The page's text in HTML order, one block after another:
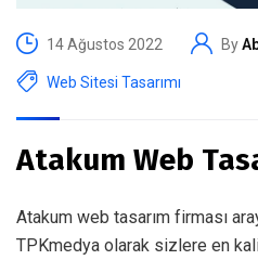
14 Ağustos 2022 By
Web Sitesi Tasarımı
Atakum Web
Atakum web tasarım firması
TPKmedya olarak sizlere en